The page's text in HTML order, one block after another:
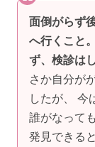
面倒がらず
へ行くこと
ず、検診は
さか自分が
したが、 今
誰がなって
発見できる